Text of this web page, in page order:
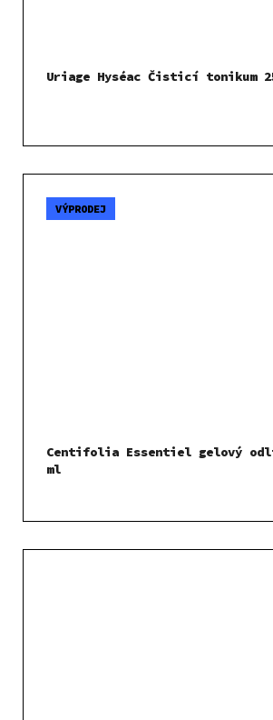
Uriage Hyséac Čisticí tonikum
VÝPRODEJ
Centifolia Essentiel gelový
ml